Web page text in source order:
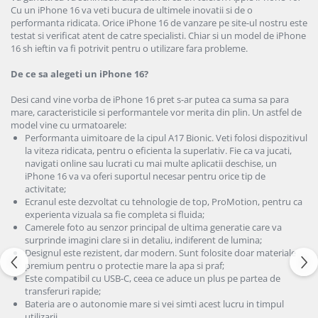
MacBook Air
MacBook Pro
Neo
Căști și boxe portabile
iPad Gen. 11, A16 (2025)
iPad Gen. 2 (2011)
iPad Gen. 3 (2012)
iPad Gen. 5, 9.7" (2017)
iPad Gen. 6, 9.7" (2018)
iPad Gen. 7, 10.2" (2019)
iPad Gen. 8, 10.2" (2020)
iPad Gen. 9, 10.2" (2021)
iPad Mini 1 (2012)
iPad Mini 2 (2013)
iPad Mini 3 (2014)
iPad Mini 4 (2015)
iPad Mini 5 (2019)
iPad Pro 10.5 (2017)
iPad Pro 11 Gen. 1 (2018)
iPad Pro 11 Gen. 2 (2020)
Cu un iPhone 16 va veti bucura de ultimele inovatii si de o
performanta ridicata. Orice iPhone 16 de vanzare pe site-ul nostru este
testat si verificat atent de catre specialisti. Chiar si un model de iPhone
16 sh ieftin va fi potrivit pentru o utilizare fara probleme.
De ce sa alegeti un iPhone 16?
Desi cand vine vorba de iPhone 16 pret s-ar putea ca suma sa para
mare, caracteristicile si performantele vor merita din plin. Un astfel de
model vine cu urmatoarele:
Performanta uimitoare de la cipul A17 Bionic. Veti folosi dispozitivul
la viteza ridicata, pentru o eficienta la superlativ. Fie ca va jucati,
navigati online sau lucrati cu mai multe aplicatii deschise, un
iPhone 16 va va oferi suportul necesar pentru orice tip de
activitate;
Ecranul este dezvoltat cu tehnologie de top, ProMotion, pentru ca
experienta vizuala sa fie completa si fluida;
Camerele foto au senzor principal de ultima generatie care va
surprinde imagini clare si in detaliu, indiferent de lumina;
Designul este rezistent, dar modern. Sunt folosite doar materiale
premium pentru o protectie mare la apa si praf;
Este compatibil cu USB-C, ceea ce aduce un plus pe partea de
transferuri rapide;
Bateria are o autonomie mare si vei simti acest lucru in timpul